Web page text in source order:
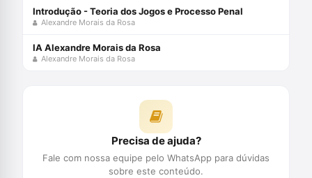
Introdução - Teoria dos Jogos e Processo Penal
Alexandre Morais da Rosa
IA Alexandre Morais da Rosa
Alexandre Morais da Rosa
Precisa de ajuda?
Fale com nossa equipe pelo WhatsApp para dúvidas
sobre este conteúdo.